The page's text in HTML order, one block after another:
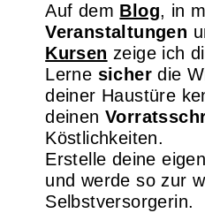
Auf dem Blog, in
Veranstaltungen
Kursen zeige ich
Lerne sicher die
deiner Haustüre
deinen
Köstlichkeiten.
Erstelle deine
und werde so zur
Selbstversorgerin.